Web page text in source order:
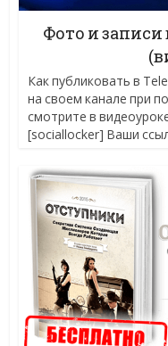
Фото и
Как публиковать в
на своем канале при
смотрите в
[sociallocker] Ваши